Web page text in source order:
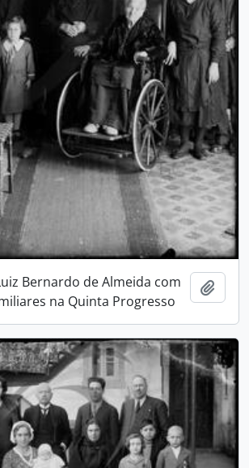
Bernardo de Almeida com
na Quinta Progresso